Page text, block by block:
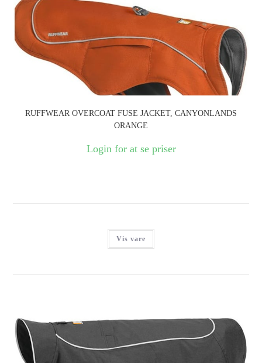
RUFFWEAR OVERCOAT FUSE JACKET, CANYONLANDS
ORANGE
Login for at se priser
Vis vare